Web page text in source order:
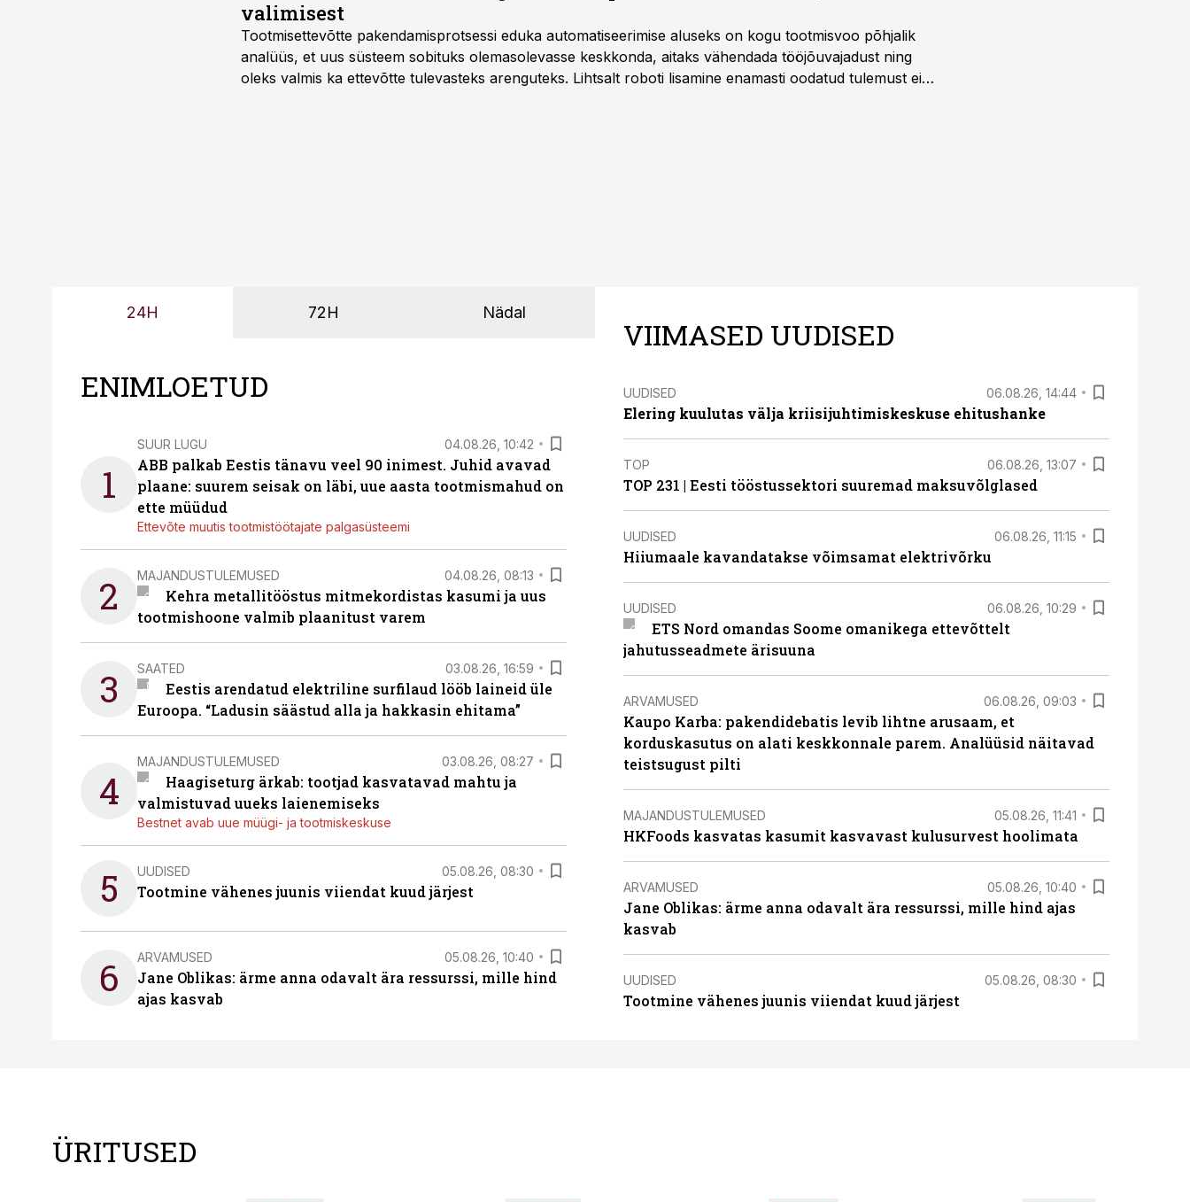
valimisest
Tootmisettevõtte pakendamisprotsessi eduka automatiseerimise aluseks on kogu tootmisvoo põhjalik
analüüs, et uus süsteem sobituks olemasolevasse keskkonda, aitaks vähendada tööjõuvajadust ning
oleks valmis ka ettevõtte tulevasteks arenguteks. Lihtsalt roboti lisamine enamasti oodatud tulemust ei
24H 72H Nädal
ENIMLOETUD
1
SUUR LUGU 04.08.26, 10:42
ABB palkab Eestis tänavu veel 90 inimest. Juhid avavad
plaane: suurem seisak on läbi, uue aasta tootmismahud on
ette müüdud
Ettevõte muutis tootmistöötajate palgasüsteemi
2 MAJANDUSTULEMUSED 04.08.26, 08:13
Kehra metallitööstus mitmekordistas kasumi ja uus
tootmishoone valmib plaanitust varem
3 SAATED 03.08.26, 16:59
Eestis arendatud elektriline surfilaud lööb laineid üle
Euroopa. “Ladusin säästud alla ja hakkasin ehitama”
4
MAJANDUSTULEMUSED 03.08.26, 08:27
Haagiseturg ärkab: tootjad kasvatavad mahtu ja
valmistuvad uueks laienemiseks
Bestnet avab uue müügi- ja tootmiskeskuse
5 UUDISED 05.08.26, 08:30
Tootmine vähenes juunis viiendat kuud järjest
6 ARVAMUSED 05.08.26, 10:40
Jane Oblikas: ärme anna odavalt ära ressurssi, mille hind
ajas kasvab
VIIMASED UUDISED
UUDISED 06.08.26, 14:44
Elering kuulutas välja kriisijuhtimiskeskuse ehitushanke
TOP 06.08.26, 13:07
TOP 231 | Eesti tööstussektori suuremad maksuvõlglased
UUDISED 06.08.26, 11:15
Hiiumaale kavandatakse võimsamat elektrivõrku
UUDISED 06.08.26, 10:29
ETS Nord omandas Soome omanikega ettevõttelt
jahutusseadmete ärisuuna
ARVAMUSED 06.08.26, 09:03
Kaupo Karba: pakendidebatis levib lihtne arusaam, et
korduskasutus on alati keskkonnale parem. Analüüsid näitavad
teistsugust pilti
MAJANDUSTULEMUSED 05.08.26, 11:41
HKFoods kasvatas kasumit kasvavast kulusurvest hoolimata
ARVAMUSED 05.08.26, 10:40
Jane Oblikas: ärme anna odavalt ära ressurssi, mille hind ajas
kasvab
UUDISED 05.08.26, 08:30
Tootmine vähenes juunis viiendat kuud järjest
ÜRITUSED